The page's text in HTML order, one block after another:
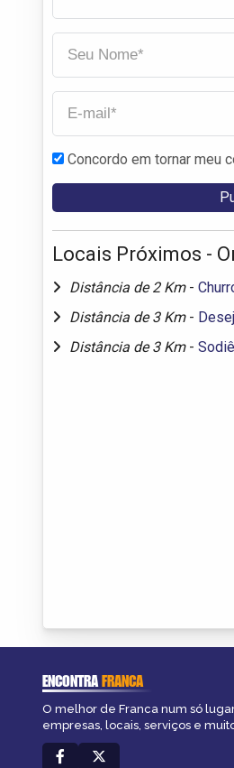
Concordo em tornar meu
Locais Próximos -
Distância de 2 Km -
Distância de 3 Km -
Distância de 3 Km -
ENCONTRAFRANCA
O melhor de Franca num só
empresas, locais, serviços e